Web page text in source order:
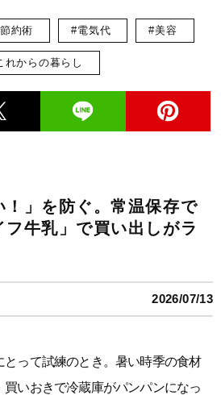
約術 #電気代 #美容
れからの暮らし
！」を防ぐ。常温保存で
フ牛乳」で買い出しがラ
2026/07/13
って試練のとき。暑い時季の食材
いおきで冷蔵庫がパンパンになっ